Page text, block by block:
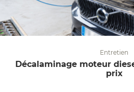
Entretien
Décalaminage moteur
prix